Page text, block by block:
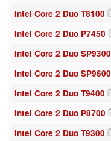
Intel Core 2 Duo T8100
Intel Core 2 Duo P7450
Intel Core 2 Duo SP9300
Intel Core 2 Duo SP9600
Intel Core 2 Duo T9400
Intel Core 2 Duo P8700
Intel Core 2 Duo T9300